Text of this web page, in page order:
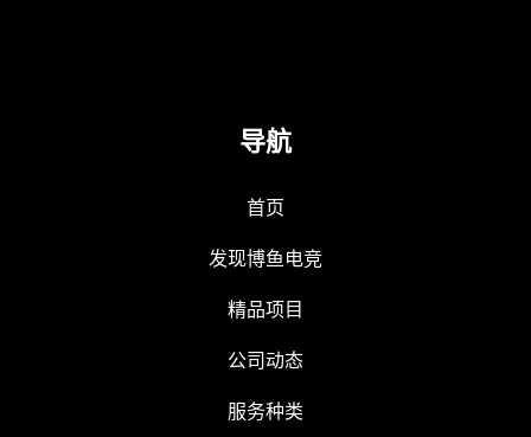
导航
首页
发现博鱼电竞
精品项目
公司动态
服务种类